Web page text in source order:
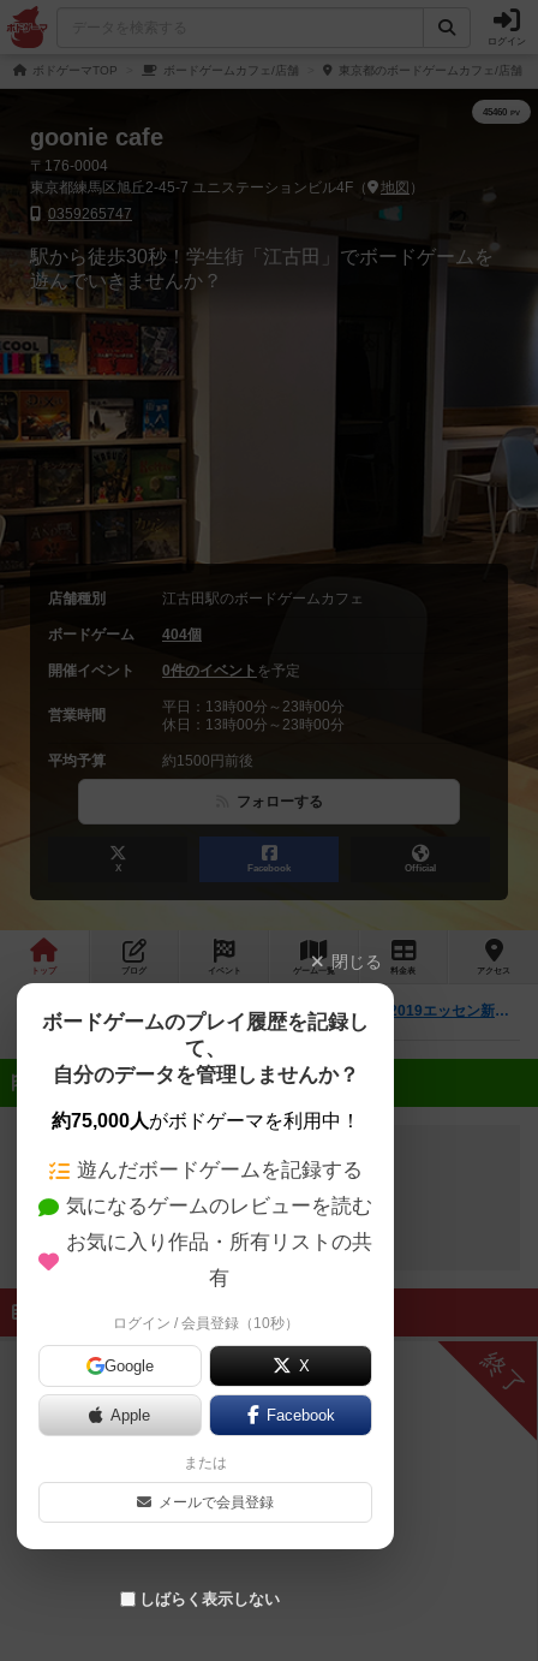
ログイン
ボドゲーマTOP ボードゲームカフェ/店舗 東京都のボードゲームカフェ/店舗
goonie cafe
〒176-0004
東京都練馬区旭丘2-45-7 ユニステーションビル4F（
地図 ）
0359265747
駅から徒歩30秒！学生街「江古田」でボードゲームを
遊んでいきませんか？
店舗種別 江古田駅のボードゲームカフェ
ボードゲーム 404個
開催イベント 0件のイベント を予定
営業時間
平日：13時00分～23時00分
休日：13時00分～23時00分
平均予算 約1500円前後
フォローする
X Facebook Official
トップ ブログ イベント ゲーム一覧 料金 表 アクセス
最新情報 【1月22日（水）】マグニフィセント体験会！【2019エッセン新作】
近日開催予定のイベント
開催予定のイベントはありません
終了したイベント
終了
閉じる
ボードゲームのプレイ履歴を記録し
て、
自分のデータを管理しませんか？
約75,000人がボドゲーマを利用中！
遊んだボードゲームを記録する
気になるゲームのレビューを読む
お気に入り作品・所有リストの共
有
ログイン / 会員登録（10秒）
Google X
Apple Facebook
または
メールで会員登録
しばらく表示しない